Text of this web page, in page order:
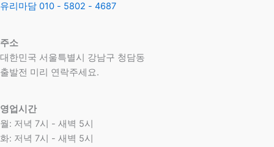
유리마담 010 - 5802 - 4687
주소
대한민국 서울특별시 강남구 청담동
​출발전 미리 연락주세요.
영업시간
월: 저녁 7시 - 새벽 5시
화: 저녁 7시 - 새벽 5시